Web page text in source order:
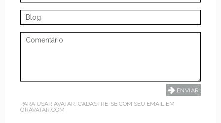
PARA USAR AVATAR, CADASTRE-SE COM SEU EMAIL EM
GRAVATAR.COM